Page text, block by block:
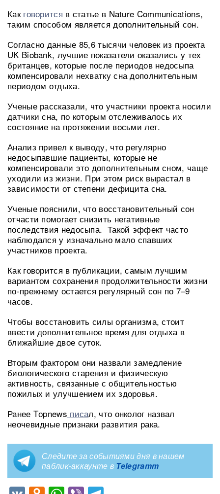
Какговорится в статье в Nature Communications,
таким способом является дополнительный сон.
Согласно данные 85,6 тысячи человек из проекта
UK Biobank, лучшие показатели оказались у тех
британцев, которые после периодов недосыпа
компенсировали нехватку сна дополнительным
периодом отдыха.
Ученые рассказали, что участники проекта носили
датчики сна, по которым отслеживалось их
состояние на протяжении восьми лет.
Анализ привел к выводу, что регулярно
недосыпавшие пациенты, которые не
компенсировали это дополнительным сном, чаще
уходили из жизни. При этом риск вырастал в
зависимости от степени дефицита сна.
Ученые пояснили, что восстановительный сон
отчасти помогает снизить негативные
последствия недосыпа. Такой эффект часто
наблюдался у изначально мало спавших
участников проекта.
Как говорится в публикации, самым лучшим
вариантом сохранения продолжительности жизни
по-прежнему остается регулярный сон по 7–9
часов.
Чтобы восстановить силы организма, стоит
ввести дополнительное время для отдыха в
ближайшие двое суток.
Вторым фактором они назвали замедление
биологического старения и физическую
активность, связанные с общительностью
пожилых и улучшением их здоровья.
Ранее Tоpnews писал, что онколог назвал
неочевидные признаки развития рака.
Следите за событиями дня в нашем
паблик-аккаунте в Telegramm